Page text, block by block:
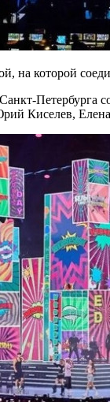
на которой
Петербурга
Киселев, Елена